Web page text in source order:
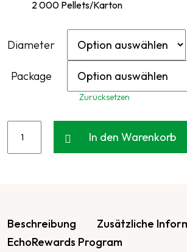
2 000 Pellets/Karton
Diameter
Package
Zurücksetzen
In den Warenkorb
Beschreibung
Zusätzliche
EchoRewards Program